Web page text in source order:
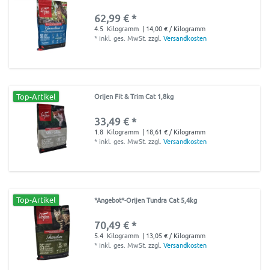
62,99 € *
4.5 Kilogramm | 14,00 € / Kilogramm
* inkl. ges. MwSt. zzgl.Versandkosten
Top-Artikel Orijen Fit & Trim Cat 1,8kg
33,49 € *
1.8 Kilogramm | 18,61 € / Kilogramm
* inkl. ges. MwSt. zzgl.Versandkosten
Top-Artikel *Angebot*-Orijen Tundra Cat 5,4kg
70,49 € *
5.4 Kilogramm | 13,05 € / Kilogramm
* inkl. ges. MwSt. zzgl.Versandkosten